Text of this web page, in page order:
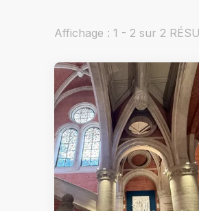
Affichage : 1 - 2 sur 2